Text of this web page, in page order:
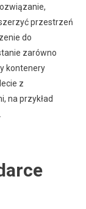
przestrzeń
do
zarówno
kontenery
z
na przykład